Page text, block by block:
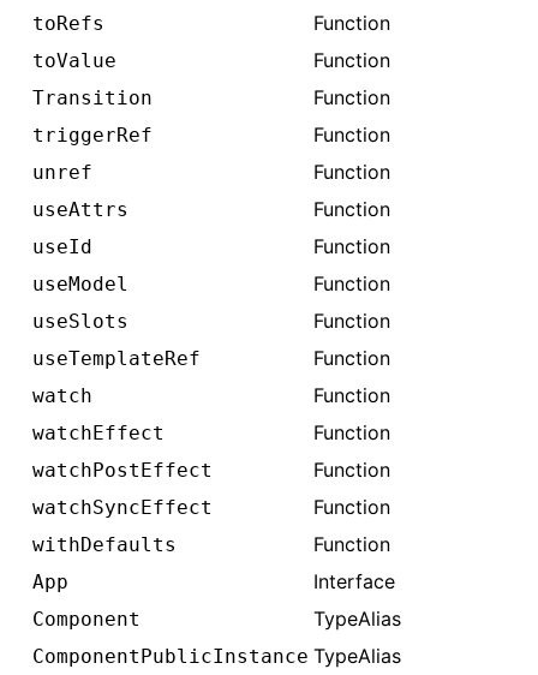
toRefs Function
toValue Function
Transition Function
triggerRef Function
unref Function
useAttrs Function
useId Function
useModel Function
useSlots Function
useTemplateRef Function
watch Function
watchEffect Function
watchPostEffect Function
watchSyncEffect Function
withDefaults Function
App Interface
Component TypeAlias
ComponentPublicInstance TypeAlias